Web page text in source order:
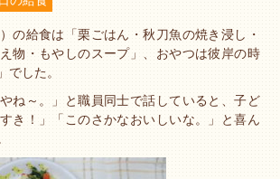
の給食は「栗ごはん・秋刀魚の焼き浸し・
物・もやしのスープ」、おやつは彼岸の時
でした。
やね～。」と職員同士で話していると、子ど
き！」「このさかなおいしいな。」と喜ん